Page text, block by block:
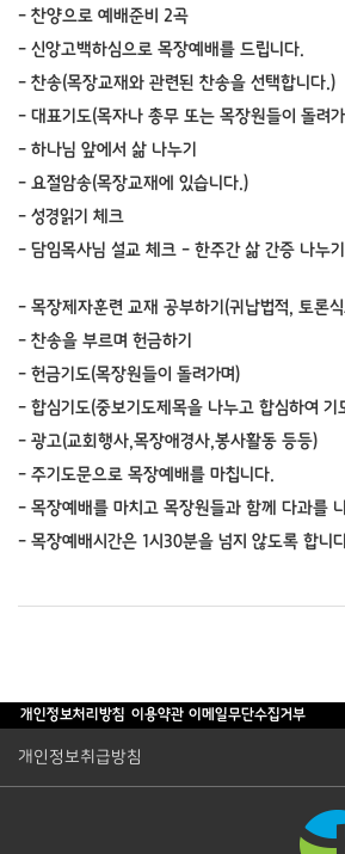
- 찬양으로 예배준비 2곡
- 신앙고백하심으로 목장예배를 드립니다.
- 찬송(목장교재와 관련된 찬송을 선택합니다.)
- 대표기도(목자나 총무 또는 목장원들이 돌려
- 하나님 앞에서 삶 나누기
- 요절암송(목장교재에 있습니다.)
- 성경읽기 체크
- 담임목사님 설교 체크 - 한주간 삶 간증 나누기
- 목장제자훈련 교재 공부하기(귀납법적, 토론
- 찬송을 부르며 헌금하기
- 헌금기도(목장원들이 돌려가며)
- 합심기도(중보기도제목을 나누고 합심하여 기
- 광고(교회행사,목장애경사,봉사활동 등등)
- 주기도문으로 목장예배를 마칩니다.
- 목장예배를 마치고 목장원들과 함께 다과를
- 목장예배시간은 1시30분을 넘지 않도록 합니
개인정보처리방침 이용약관 이메일무단수집거부
개인정보취급방침